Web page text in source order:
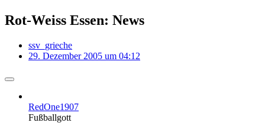
Rot-Weiss Essen: News
ssv_grieche
29. Dezember 2005 um 04:12
RedOne1907
Fußballgott